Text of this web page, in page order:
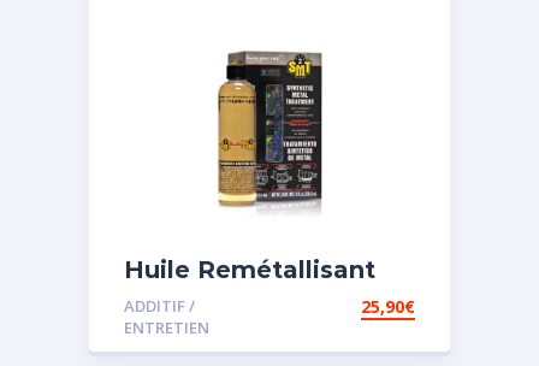
Huile Remétallisant
Moteur SMT2
ADDITIF /
ENTRETIEN
25,90€